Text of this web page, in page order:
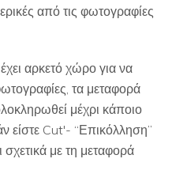
από τις φωτογραφίες
αρκετό χώρο για να
τα μεταφορά
μέχρι κάποιο
είστε Cut'- “Επικόλληση”
με τη μεταφορά